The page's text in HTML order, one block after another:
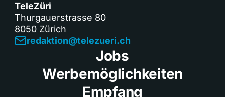
TeleZüri
Thurgauerstrasse 80
8050 Zürich
redaktion@telezueri.ch
Jobs
Werbemöglichkeiten
Empfang